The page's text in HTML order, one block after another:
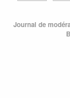
Journal de